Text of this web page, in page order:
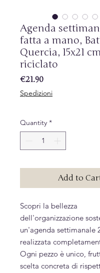
Agenda
fatta a mano,
Quercia, 15x21
riciclato
€21.90Price
Spedizioni
Quantity *
Add to
Scopri la bellezza
dell'organizzazione
un'agenda settimanale
realizzata
Ogni pezzo è unico,
scelta concreta di